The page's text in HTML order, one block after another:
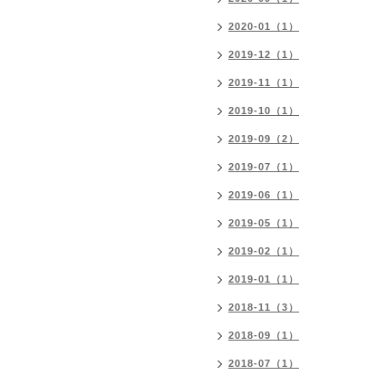
2020-01（1）
2019-12（1）
2019-11（1）
2019-10（1）
2019-09（2）
2019-07（1）
2019-06（1）
2019-05（1）
2019-02（1）
2019-01（1）
2018-11（3）
2018-09（1）
2018-07（1）